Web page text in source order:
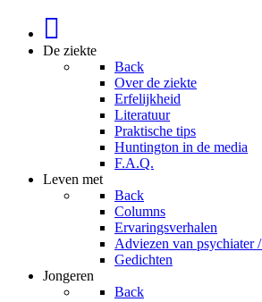
De ziekte
Back
Over de ziekte
Erfelijkheid
Literatuur
Praktische tips
Huntington in de media
F.A.Q.
Leven met
Back
Columns
Ervaringsverhalen
Adviezen van psychiater
Gedichten
Jongeren
Back